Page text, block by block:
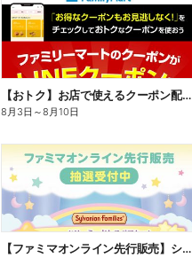
【おトク】お店で使えるクーポン配信中
8月3日 ～8月10日
【ファミマオンライン先行販売】シルバニアファミリー